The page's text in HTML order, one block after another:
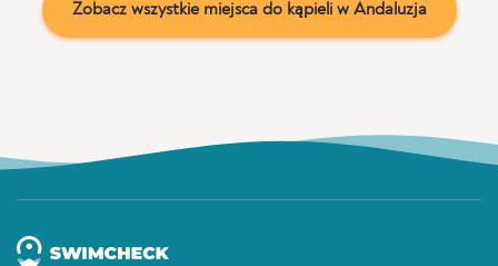
Zobacz wszystkie miejsca do kąpieli w Andaluzja